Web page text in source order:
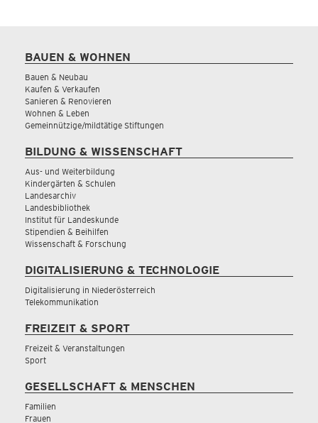
BAUEN & WOHNEN
Bauen & Neubau
Kaufen & Verkaufen
Sanieren & Renovieren
Wohnen & Leben
Gemeinnützige/mildtätige Stiftungen
BILDUNG & WISSENSCHAFT
Aus- und Weiterbildung
Kindergärten & Schulen
Landesarchiv
Landesbibliothek
Institut für Landeskunde
Stipendien & Beihilfen
Wissenschaft & Forschung
DIGITALISIERUNG & TECHNOLOGIE
Digitalisierung in Niederösterreich
Telekommunikation
FREIZEIT & SPORT
Freizeit & Veranstaltungen
Sport
GESELLSCHAFT & MENSCHEN
Familien
Frauen